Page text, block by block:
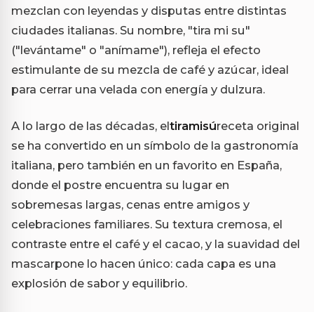
mezclan con leyendas y disputas entre distintas
ciudades italianas. Su nombre, "tira mi su"
("levántame" o "anímame"), refleja el efecto
estimulante de su mezcla de café y azúcar, ideal
para cerrar una velada con energía y dulzura.
A lo largo de las décadas, eltiramisúreceta original
se ha convertido en un símbolo de la gastronomía
italiana, pero también en un favorito en España,
donde el postre encuentra su lugar en
sobremesas largas, cenas entre amigos y
celebraciones familiares. Su textura cremosa, el
contraste entre el café y el cacao, y la suavidad del
mascarpone lo hacen único: cada capa es una
explosión de sabor y equilibrio.